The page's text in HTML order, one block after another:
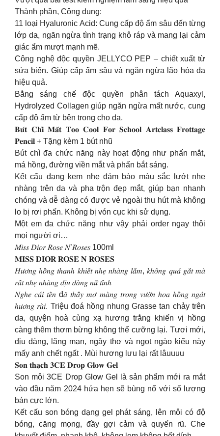
Thành phần, Công dụng:
11 loại Hyaluronic Acid: Cung cấp độ ẩm sâu đến từng
lớp da, ngăn ngừa tình trạng khô ráp và mang lại cảm
giác ẩm mượt mạnh mẽ.
Công nghệ độc quyền JELLYCO PEP – chiết xuất từ
sứa biển. Giúp cấp ẩm sâu và ngăn ngừa lão hóa da
hiệu quả.
Bằng sáng chế độc quyền phân tách Aquaxyl,
Hydrolyzed Collagen giúp ngăn ngừa mất nước, cung
cấp độ ẩm từ bên trong cho da.
𝐁𝐮́𝐭 𝐂𝐡𝐢̀ 𝐌𝐚̆́𝐭 𝐓𝐨𝐨 𝐂𝐨𝐨𝐥 𝐅𝐨𝐫 𝐒𝐜𝐡𝐨𝐨𝐥 𝐀𝐫𝐭𝐜𝐥𝐚𝐬𝐬 𝐅𝐫𝐨𝐭𝐭𝐚𝐠𝐞
𝐏𝐞𝐧𝐜𝐢𝐥 + Tặng kèm 1 bút nhũ
Bút chì đa chức năng này hoạt động như phấn mắt,
má hồng, đường viền mắt và phấn bắt sáng.
Kết cấu dạng kem nhẹ đảm bảo màu sắc lướt nhẹ
nhàng trên da và pha trộn đẹp mắt, giúp bạn nhanh
chóng và dễ dàng có được vẻ ngoài thu hút mà không
lo bị rơi phấn. Không bị vón cục khi sử dụng.
Một em đa chức năng như vậy phải order ngay thôi
mọi người ơi…
𝑀𝑖𝑠𝑠 𝐷𝑖𝑜𝑟 𝑅𝑜𝑠𝑒 𝑁’𝑅𝑜𝑠𝑒𝑠 100ml
𝐌𝐈𝐒𝐒 𝐃𝐈𝐎𝐑 𝐑𝐎𝐒𝐄 𝐍 𝐑𝐎𝐒𝐄𝐒
𝐻𝑢̛𝑜̛𝑛𝑔 ℎ𝑜̂̀𝑛𝑔 𝑡ℎ𝑎𝑛ℎ 𝑘ℎ𝑖𝑒̂́𝑡 𝑛ℎ𝑒̣ 𝑛ℎ𝑎̀𝑛𝑔 𝑙𝑎̆́𝑚, 𝑘ℎ𝑜̂𝑛𝑔 𝑞𝑢𝑎́ 𝑔𝑎̆́𝑡 𝑚𝑎̀
𝑟𝑎̂́𝑡 𝑛ℎ𝑒̣ 𝑛ℎ𝑎̀𝑛𝑔 𝑑𝑖̣𝑢 𝑑𝑎̀𝑛𝑔 𝑛𝑢̛̃ 𝑡𝑖́𝑛ℎ
𝑁𝑔ℎ𝑒 𝑐𝑎́𝑖 𝑡𝑒̂𝑛 đ𝑎̃ 𝑡ℎ𝑎̂́𝑦 𝑚𝑜̛ 𝑚𝑎̀𝑛𝑔 𝑡𝑟𝑜𝑛𝑔 𝑣𝑢̛𝑜̛̀𝑛 ℎ𝑜𝑎 ℎ𝑜̂̀𝑛𝑔 𝑛𝑔𝑎́𝑡
ℎ𝑢̛𝑜̛𝑛𝑔 𝑟𝑢̀𝑖. Triệu đoá hồng nhung Grasse tan chảy trên
da, quyện hoà cùng xạ hương trắng khiến vị hồng
càng thêm thơm bừng không thể cưỡng lại. Tươi mới,
dịu dàng, lãng mạn, ngây thơ và ngọt ngào kiểu này
mấy anh chết ngất . Mùi hương lưu lại rất lâuuuu
𝐒𝐨𝐧 𝐭𝐡𝐚̣𝐜𝐡 𝟑𝐂𝐄 𝐃𝐫𝐨𝐩 𝐆𝐥𝐨𝐰 𝐆𝐞𝐥
Son môi 3CE Drop Glow Gel là sản phẩm mới ra mắt
vào đầu năm 2024 hứa hẹn sẽ bùng nổ với số lượng
bán cực lớn.
Kết cấu son bóng dạng gel phát sáng, lên môi có độ
bóng, căng mọng, đầy gợi cảm và quyến rũ. Che